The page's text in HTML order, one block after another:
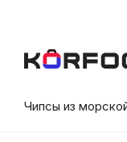
Чипсы из